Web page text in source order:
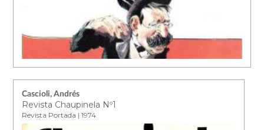
Cascioli, Andrés
Revista Chaupinela Nº1
Revista Portada | 1974